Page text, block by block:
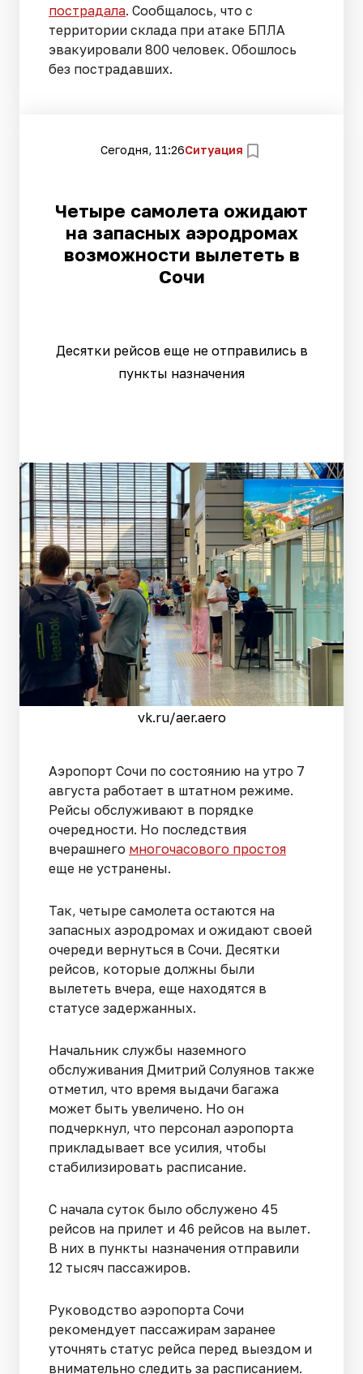
пострадала. Сообщалось, что с
территории склада при атаке БПЛА
эвакуировали 800 человек. Обошлось
без пострадавших.
Сегодня, 11:26Ситуация
Четыре самолета ожидают
на запасных аэродромах
возможности вылететь в
Сочи
Десятки рейсов еще не отправились в
пункты назначения
vk.ru/aer.aero
Аэропорт Сочи по состоянию на утро 7
августа работает в штатном режиме.
Рейсы обслуживают в порядке
очередности. Но последствия
вчерашнего многочасового простоя
еще не устранены.
Так, четыре самолета остаются на
запасных аэродромах и ожидают своей
очереди вернуться в Сочи. Десятки
рейсов, которые должны были
вылететь вчера, еще находятся в
статусе задержанных.
Начальник службы наземного
обслуживания Дмитрий Солуянов также
отметил, что время выдачи багажа
может быть увеличено. Но он
подчеркнул, что персонал аэропорта
прикладывает все усилия, чтобы
стабилизировать расписание.
С начала суток было обслужено 45
рейсов на прилет и 46 рейсов на вылет.
В них в пункты назначения отправили
12 тысяч пассажиров.
Руководство аэропорта Сочи
рекомендует пассажирам заранее
уточнять статус рейса перед выездом и
внимательно следить за расписанием.